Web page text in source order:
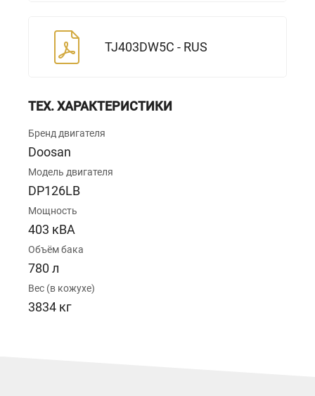
TJ403DW5C - RUS
ТЕХ. ХАРАКТЕРИСТИКИ
Бренд двигателя
Doosan
Модель двигателя
DP126LB
Мощность
403 кВА
Объём бака
780 л
Вес (в кожухе)
3834 кг